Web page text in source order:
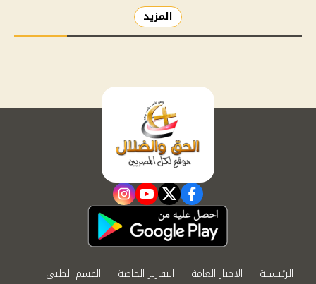
المزيد
facebook
twitter
youtube
instagram
الرئيسية الاخبار العامة التقارير الخاصة القسم الطبي